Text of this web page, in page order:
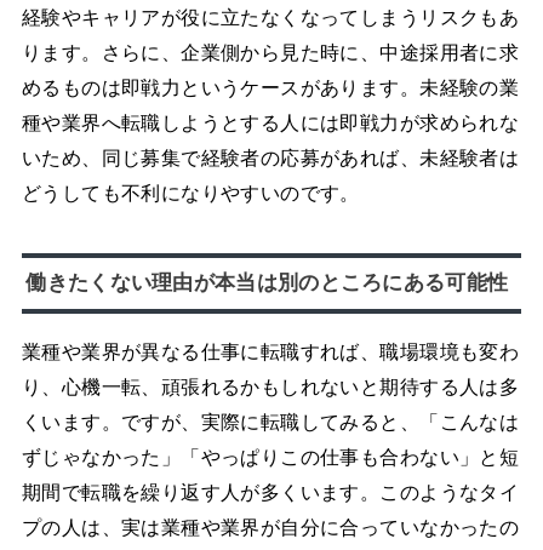
経験やキャリアが役に立たなくなってしまうリスクもあ
ります。さらに、企業側から見た時に、中途採用者に求
めるものは即戦力というケースがあります。未経験の業
種や業界へ転職しようとする人には即戦力が求められな
いため、同じ募集で経験者の応募があれば、未経験者は
どうしても不利になりやすいのです。
働きたくない理由が本当は別のところにある可能性
業種や業界が異なる仕事に転職すれば、職場環境も変わ
り、心機一転、頑張れるかもしれないと期待する人は多
くいます。ですが、実際に転職してみると、「こんなは
ずじゃなかった」「やっぱりこの仕事も合わない」と短
期間で転職を繰り返す人が多くいます。このようなタイ
プの人は、実は業種や業界が自分に合っていなかったの